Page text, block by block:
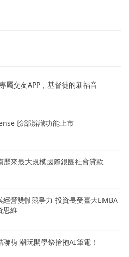
屬交友APP，基督徒的新福音
臉部辨識功能上市
歷來最大規模國際銀團社會貸款
營雙軸競爭力 投資長受臺大EMBA
思維
聯萌 潮玩開學祭搶抱AI筆電！